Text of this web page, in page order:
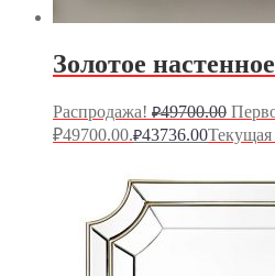
Золотое
Распродажа! ₽49700.00
₽49700.00.₽43736.00Текущая